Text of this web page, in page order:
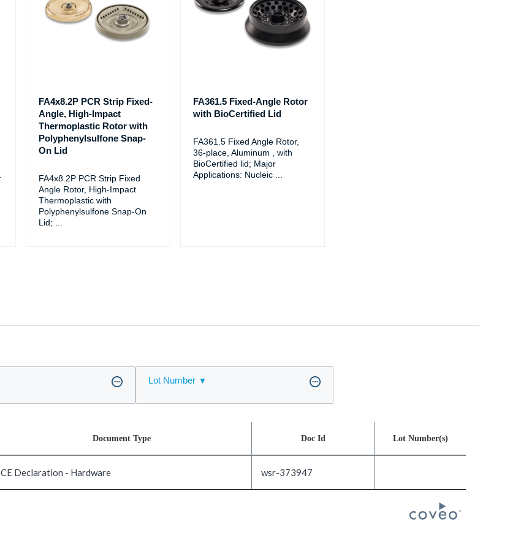
FA4x8.2P PCR Strip Fixed-
Angle, High-Impact
Thermoplastic Rotor with
Polyphenylsulfone Snap-
On Lid
FA4x8.2P PCR Strip Fixed
Angle Rotor, High-Impact
Thermoplastic with
Polyphenylsulfone Snap-On
Lid;
FA361.5 Fixed-Angle Rotor
with BioCertified Lid
FA361.5 Fixed Angle Rotor,
36-place, Aluminum , with
BioCertified lid; Major
Applications: Nucleic
Lot Number
Document Type Doc Id Lot Number(s)
CE Declaration - Hardware wsr-373947